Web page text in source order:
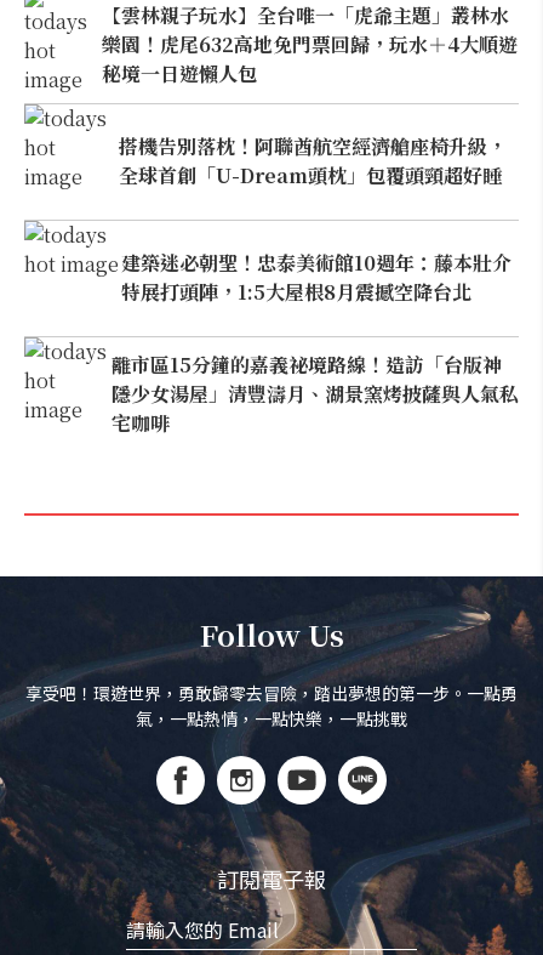
【雲林親子玩水】全台唯一「虎爺主題」叢林水
樂園！虎尾632高地免門票回歸，玩水＋4大順遊
秘境一日遊懶人包
搭機告別落枕！阿聯酋航空經濟艙座椅升級，
全球首創「U-Dream頭枕」包覆頭頸超好睡
建築迷必朝聖！忠泰美術館10週年：藤本壯介
特展打頭陣，1:5大屋根8月震撼空降台北
離市區15分鐘的嘉義祕境路線！造訪「台版神
隱少女湯屋」清豐濤月、湖景窯烤披薩與人氣私
宅咖啡
Follow Us
享受吧！環遊世界，勇敢歸零去冒險，踏出夢想的第一步。一點勇
氣，一點熱情，一點快樂，一點挑戰
訂閱電子報